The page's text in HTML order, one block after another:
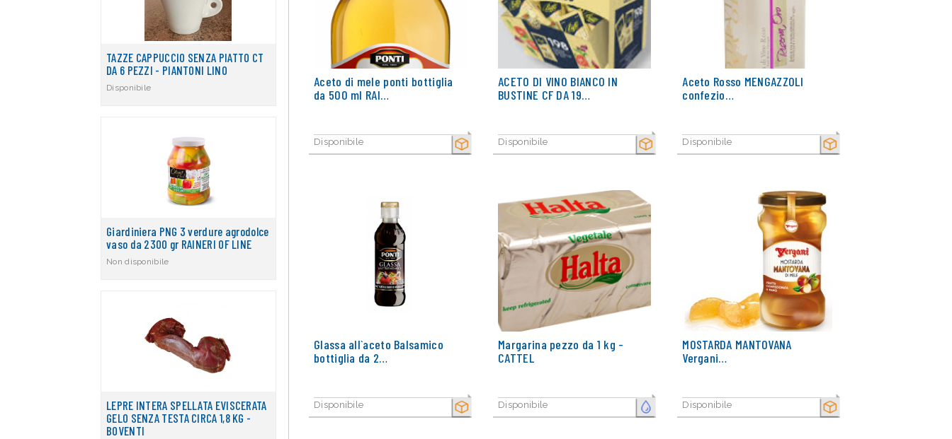
SECCO
Aceto di mele ponti bottiglia
da 500 ml RAI…
Disponibile SECCO
ACETO DI VINO BIANCO IN
BUSTINE CF DA 19…
Disponibile SECCO
Aceto Rosso MENGAZZOLI
confezio…
Disponibile
SECCO
Glassa all`aceto Balsamico
bottiglia da 2…
Disponibile FRESCO
Margarina pezzo da 1 kg -
CATTEL
Disponibile SECCO
MOSTARDA MANTOVANA
Vergani…
Disponibile
TAZZE CAPPUCCIO SENZA PIATTO CT
DA 6 PEZZI - PIANTONI LINO
Disponibile
Giardiniera PNG 3 verdure agrodolce
vaso da 2300 gr RAINERI OF LINE
Non disponibile
LEPRE INTERA SPELLATA EVISCERATA
GELO SENZA TESTA CIRCA 1,8 KG -
BOVENTI